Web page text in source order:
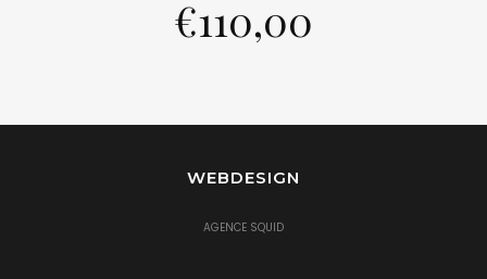
€110,00
WEBDESIGN
AGENCE SQUID